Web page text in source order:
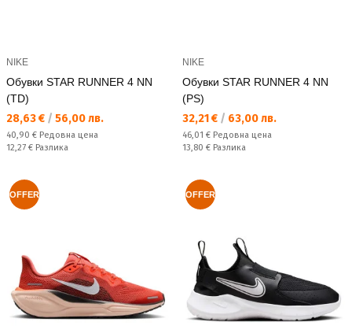
NIKE
Обувки STAR RUNNER 4 NN
(TD)
Текуща цена:
28,63 € / 56,00 лв.
Редовна цена:
40,90 € Редовна цена
Спестявате:
12,27 € Разлика
NIKE
Обувки STAR RUNNER 4 NN
(PS)
Текуща цена:
32,21 € / 63,00 лв.
Редовна цена:
46,01 € Редовна цена
Спестявате:
13,80 € Разлика
OFFER OFFER